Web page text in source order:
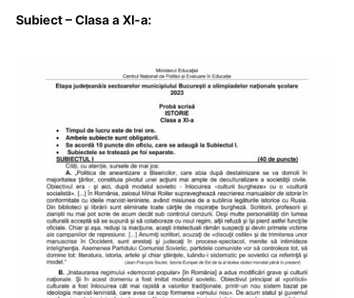
Subiect – Clasa a XI-a: